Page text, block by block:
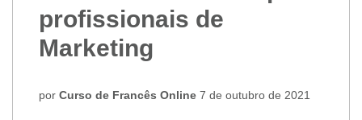
profissionais de
Marketing
por Curso de Francês Online 7 de outubro de 2021